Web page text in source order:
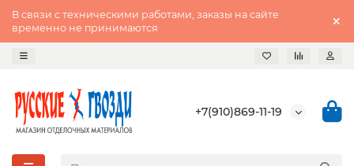
В связи с техническими работами, заказы на сайте
временно не принимаются
+7(910)869-11-19